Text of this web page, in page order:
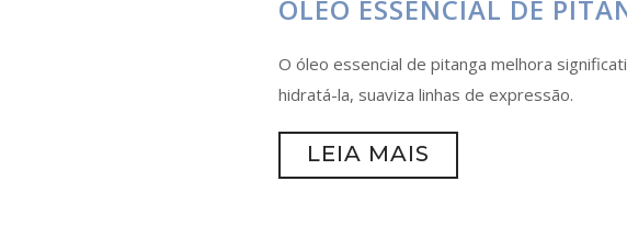
ÓLEO ESSENCIAL DE
O óleo essencial de pitanga melhora
hidratá-la, suaviza linhas de expressão.
LEIA MAIS